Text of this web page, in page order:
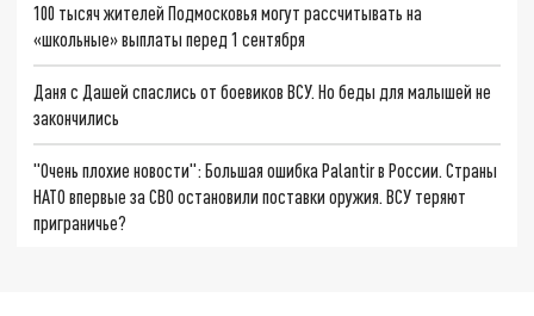
100 тысяч жителей Подмосковья могут рассчитывать на
«школьные» выплаты перед 1 сентября
Даня с Дашей спаслись от боевиков ВСУ. Но беды для малышей не
закончились
"Очень плохие новости": Большая ошибка Palantir в России. Страны
НАТО впервые за СВО остановили поставки оружия. ВСУ теряют
приграничье?